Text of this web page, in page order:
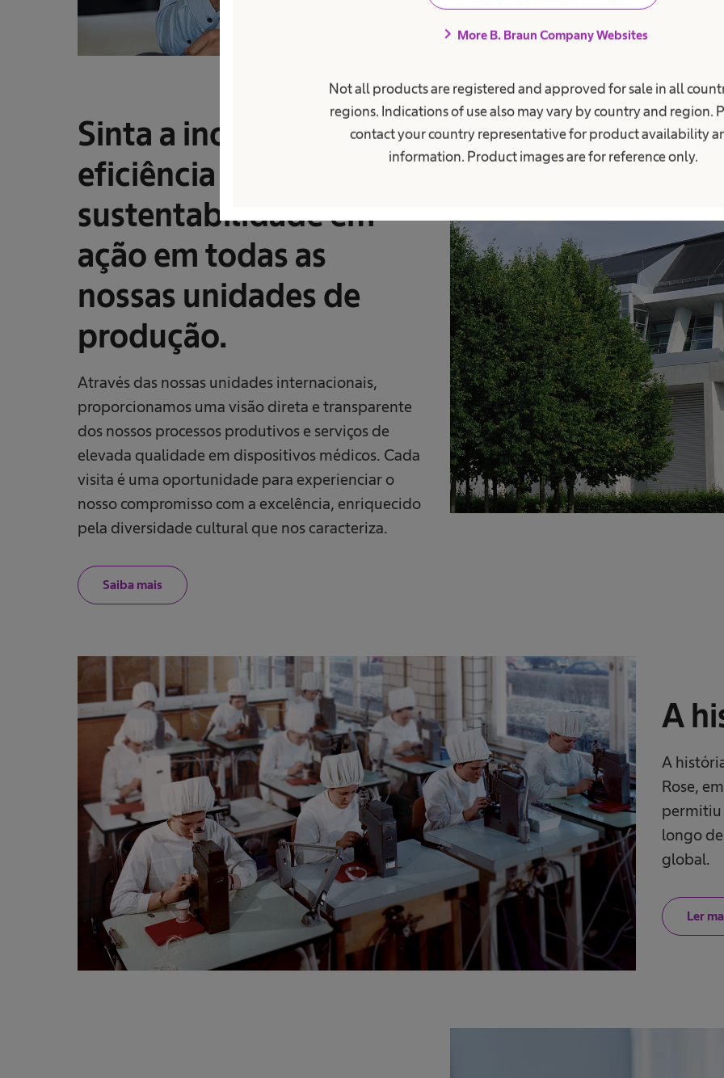
chevron_right More B. Braun Company Websites
Not all products are registered and approved for sale in all
regions. Indications of use also may vary by country and region.
contact your country representative for product availability
information. Product images are for reference only.
Sinta a inovação, a
eficiência e a
sustentabilidade em
ação em todas as
nossas unidades de
produção.
Através das nossas unidades internacionais,
proporcionamos uma visão direta e transparente
dos nossos processos produtivos e serviços de
elevada qualidade em dispositivos médicos. Cada
visita é uma oportunidade para experienciar o
nosso compromisso com a excelência, enriquecido
pela diversidade cultural que nos caracteriza.
Saiba mais
A
A
Rose,
permitiu
longo
global.
Ler